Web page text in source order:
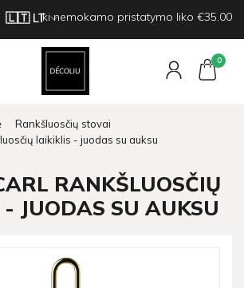
Iki nemokamo pristatymo liko €35.00
0
Rankšluosčių stovai
laikiklis - juodas su auksu
RANKŠLUOSČIŲ
JUODAS SU AUKSU